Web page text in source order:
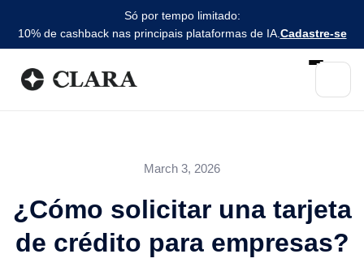
Só por tempo limitado:
10% de cashback nas principais plataformas de IA. Cadastre-se
March 3, 2026
¿Cómo solicitar una tarjeta
de crédito para empresas?